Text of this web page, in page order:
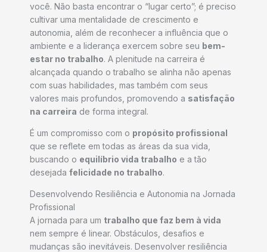
você. Não basta encontrar o “lugar certo”; é preciso
cultivar uma mentalidade de crescimento e
autonomia, além de reconhecer a influência que o
ambiente e a liderança exercem sobre seu bem-
estar no trabalho. A plenitude na carreira é
alcançada quando o trabalho se alinha não apenas
com suas habilidades, mas também com seus
valores mais profundos, promovendo a satisfação
na carreira de forma integral.
É um compromisso com o propósito profissional
que se reflete em todas as áreas da sua vida,
buscando o equilíbrio vida trabalho e a tão
desejada felicidade no trabalho.
Desenvolvendo Resiliência e Autonomia na Jornada
Profissional
A jornada para um trabalho que faz bem à vida
nem sempre é linear. Obstáculos, desafios e
mudanças são inevitáveis. Desenvolver resiliência